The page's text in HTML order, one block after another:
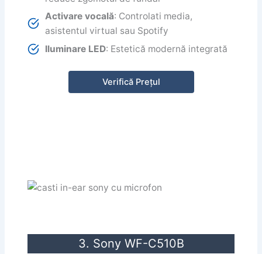
Activare vocală: Controlati media,
asistentul virtual sau Spotify
Iluminare LED: Estetică modernă integrată
Verifică Prețul
3. Sony WF-C510B